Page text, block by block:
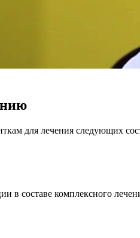
для лечения следующих
в составе комплексного